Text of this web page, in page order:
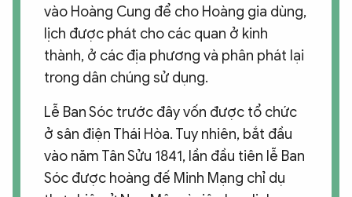
vào Hoàng Cung để cho Hoàng gia dùng,
lịch được phát cho các quan ở kinh
thành, ở các địa phương và phân phát lại
trong dân chúng sử dụng.
Lễ Ban Sóc trước đây vốn được tổ chức
ở sân điện Thái Hòa. Tuy nhiên, bắt đầu
vào năm Tân Sửu 1841, lần đầu tiên lễ Ban
Sóc được hoàng đế Minh Mạng chỉ dụ